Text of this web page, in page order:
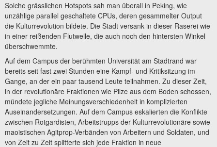
Solche grässlichen Hotspots sah man überall in Peking, wie
unzählige parallel geschaltete CPUs, deren gesammelter Output
die Kulturrevolution bildete. Die Stadt versank in dieser Raserei wie
in einer reißenden Flutwelle, die auch noch den hintersten Winkel
überschwemmte.
Auf dem Campus der berühmten Universität am Stadtrand war
bereits seit fast zwei Stunden eine Kampf- und Kritiksitzung im
Gange, an der ein paar tausend Leute teilnahmen. Zu dieser Zeit,
in der revolutionäre Fraktionen wie Pilze aus dem Boden schossen,
mündete jegliche Meinungsverschiedenheit in komplizierten
Auseinandersetzungen. Auf dem Campus eskalierten die Konflikte
zwischen Rotgardisten, Arbeitstrupps der Kulturrevolutionäre sowie
maoistischen Agitprop-Verbänden von Arbeitern und Soldaten, und
von Zeit zu Zeit splitterte sich jede Fraktion in neue